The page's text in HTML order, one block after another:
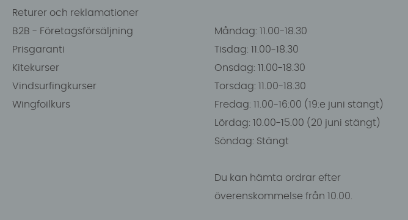
Returer och reklamationer
B2B - Företagsförsäljning
Prisgaranti
Kitekurser
Vindsurfingkurser
Wingfoilkurs
Måndag: 11.00-18.30
Tisdag: 11.00-18.30
Onsdag: 11.00-18.30
Torsdag: 11.00-18.30
Fredag: 11.00-16:00 (19:e juni stängt)
Lördag: 10.00-15.00 (20 juni stängt)
Söndag: Stängt
Du kan hämta ordrar efter
överenskommelse från 10.00.